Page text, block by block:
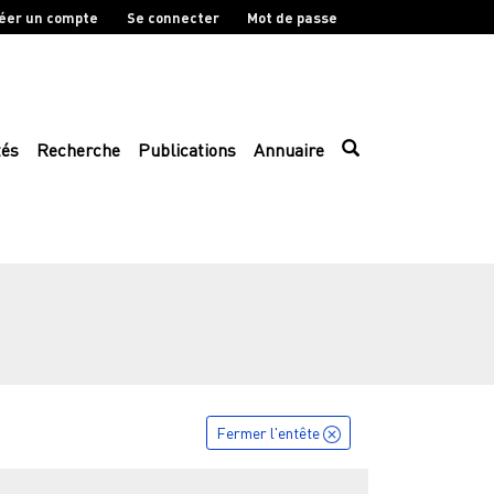
un compte Se connecter Mot de passe
Recherche Publications Annuaire
Fermer l'entête